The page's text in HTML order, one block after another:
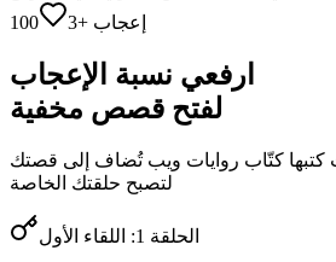
إعجاب +3
100
ارفعي نسبة الإعجاب
لفتح قصص مخفية
كتبها كتّاب روايات ويب تُضاف إلى قصتك
لتصبح حلقتك الخاصة
الحلقة 1: اللقاء الأول